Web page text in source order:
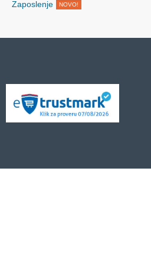
Zaposlenje
NOVO!